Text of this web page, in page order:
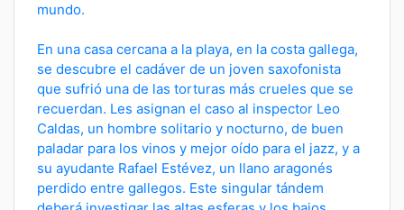
mundo.
En una casa cercana a la playa, en la costa gallega,
se descubre el cadáver de un joven saxofonista
que sufrió una de las torturas más crueles que se
recuerdan. Les asignan el caso al inspector Leo
Caldas, un hombre solitario y nocturno, de buen
paladar para los vinos y mejor oído para el jazz, y a
su ayudante Rafael Estévez, un llano aragonés
perdido entre gallegos. Este singular tándem